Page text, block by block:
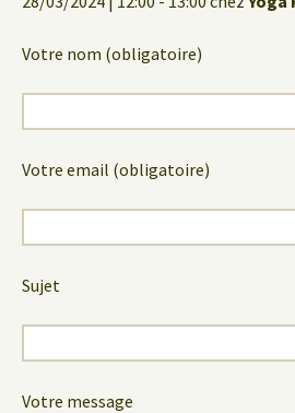
Votre nom (obligatoire)
Votre email (obligatoire)
Sujet
Votre message